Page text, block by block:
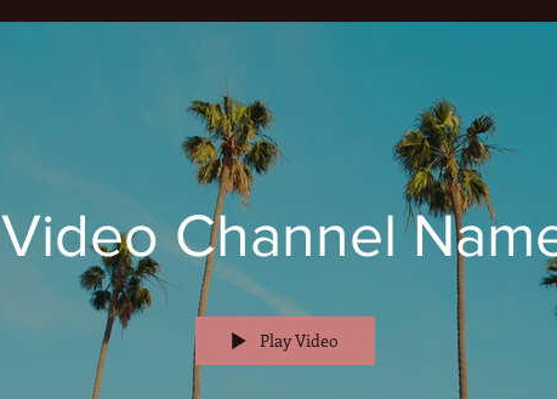
Video Channel
Play Video